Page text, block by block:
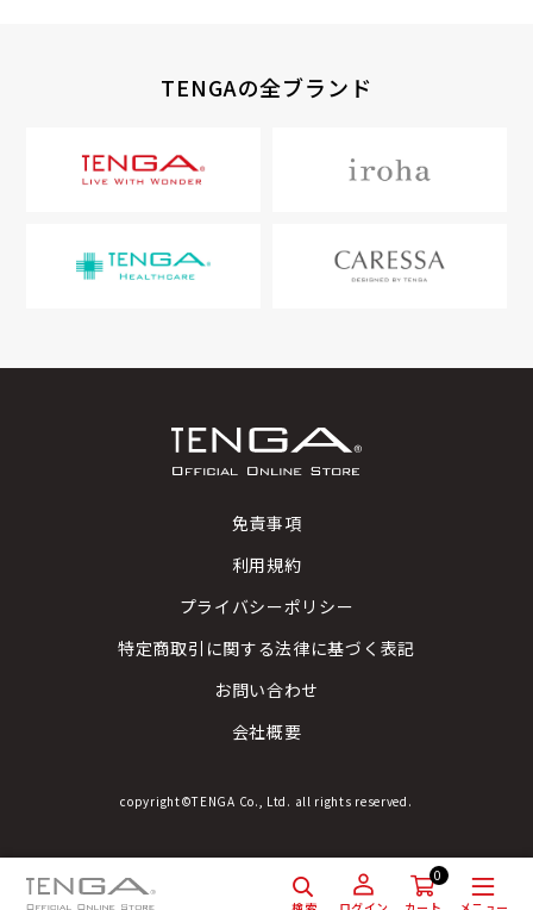
検索
0
メニュー
TENGAの全ブランド
免責事項
利用規約
プライバシーポリシー
特定商取引に関する法律に基づく表記
お問い合わせ
会社概要
copyright©TENGA Co., Ltd. all rights reserved.